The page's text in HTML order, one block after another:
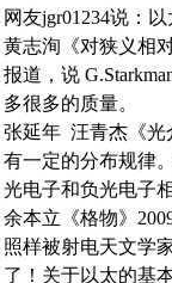
网友jgr01234说：
黄志洵《对狭义相
报道，说
多很多的质量。
张延年 汪青杰《光
有一定的分布规律
光电子和负光电子
余本立《格物》
照样被射电天文学
了！关于以太的基